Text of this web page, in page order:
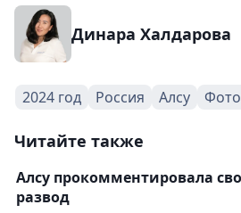
Динара Халдарова
2024 год Россия Алсу
Читайте также
Алсу прокомментировала
развод